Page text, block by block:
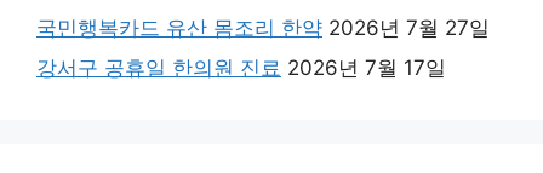
국민행복카드 유산 몸조리 한약 2026년 7월 27일
강서구 공휴일 한의원 진료 2026년 7월 17일